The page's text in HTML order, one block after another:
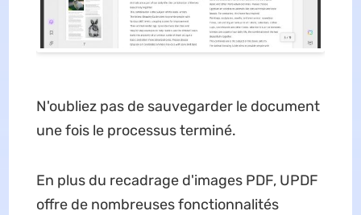
N'oubliez pas de sauvegarder le document
une fois le processus terminé.
En plus du recadrage d'images PDF, UPDF
offre de nombreuses fonctionnalités